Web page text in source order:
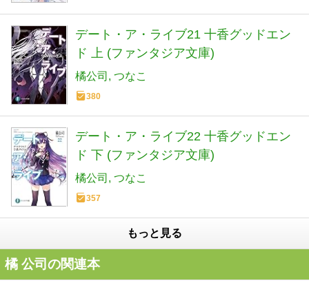
デート・ア・ライブ21 十香グッドエン
ド 上 (ファンタジア文庫)
橘公司 つなこ
380
デート・ア・ライブ22 十香グッドエン
ド 下 (ファンタジア文庫)
橘公司 つなこ
357
もっと見る
橘 公司の関連本